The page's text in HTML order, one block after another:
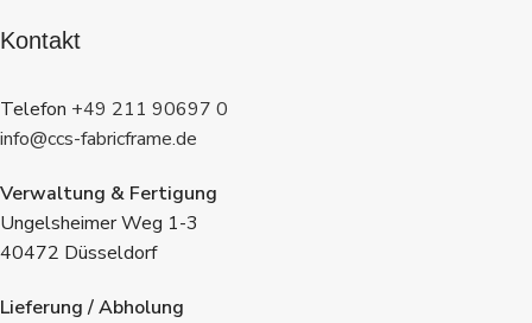
Kontakt
Telefon +49 211 90697 0
info@ccs-fabricframe.de
Verwaltung & Fertigung
Ungelsheimer Weg 1-3
40472 Düsseldorf
Lieferung / Abholung